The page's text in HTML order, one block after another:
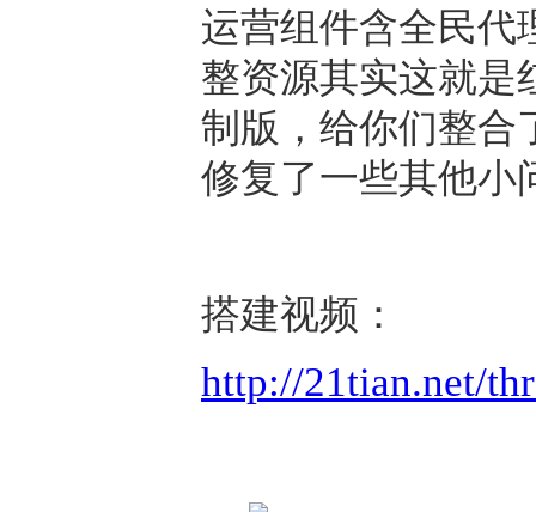
运营组件含全民代
整资源其实这就是
制版，给你们整合
修复了一些其他小
搭建视频：
http://21tian.net/